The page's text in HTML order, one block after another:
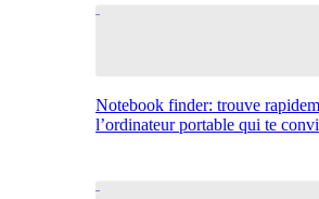
Notebook finder: trouve
l’ordinateur portable qui te